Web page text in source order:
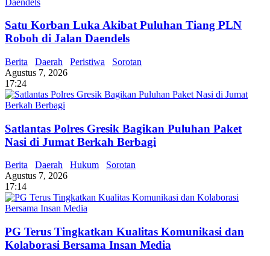
Satu Korban Luka Akibat Puluhan Tiang PLN
Roboh di Jalan Daendels
Berita Daerah Peristiwa
Sorotan
Agustus 7, 2026
17:24
Satlantas Polres Gresik Bagikan Puluhan Paket
Nasi di Jumat Berkah Berbagi
Berita Daerah Hukum
Sorotan
Agustus 7, 2026
17:14
PG Terus Tingkatkan Kualitas Komunikasi dan
Kolaborasi Bersama Insan Media